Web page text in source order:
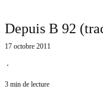
Depuis B 92
17 octobre 2011
⋅
3 min de lecture